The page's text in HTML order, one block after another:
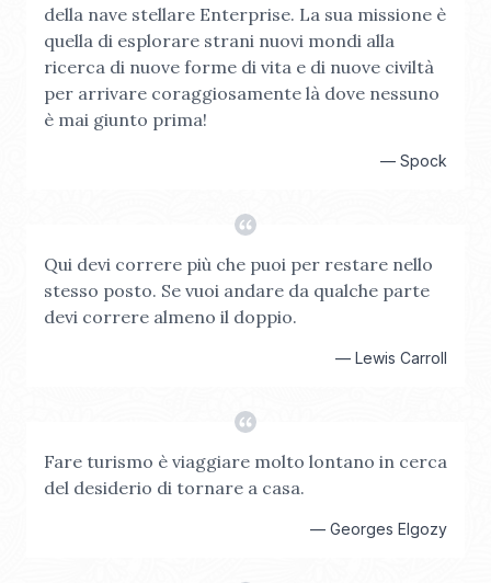
della nave stellare Enterprise. La sua missione è
quella di esplorare strani nuovi mondi alla
ricerca di nuove forme di vita e di nuove civiltà
per arrivare coraggiosamente là dove nessuno
è mai giunto prima!
— Spock
Qui devi correre più che puoi per restare nello
stesso posto. Se vuoi andare da qualche parte
devi correre almeno il doppio.
— Lewis Carroll
Fare turismo è viaggiare molto lontano in cerca
del desiderio di tornare a casa.
— Georges Elgozy